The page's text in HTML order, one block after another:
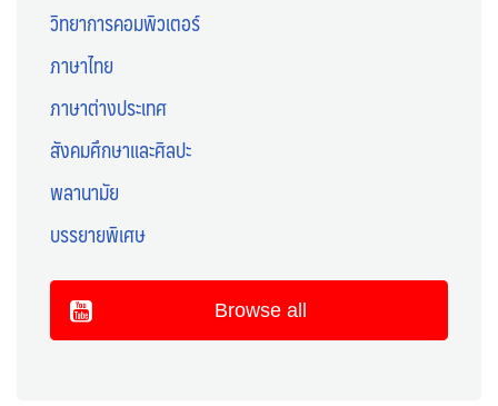
วิทยาการคอมพิวเตอร์
ภาษาไทย
ภาษาต่างประเทศ
สังคมศึกษาและศิลปะ
พลานามัย
บรรยายพิเศษ
Browse all